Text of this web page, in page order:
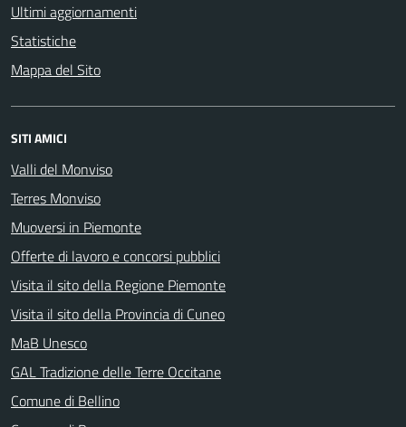
Ultimi aggiornamenti
Statistiche
Mappa del Sito
SITI AMICI
Valli del Monviso
Terres Monviso
Muoversi in Piemonte
Offerte di lavoro e concorsi pubblici
Visita il sito della Regione Piemonte
Visita il sito della Provincia di Cuneo
MaB Unesco
GAL Tradizione delle Terre Occitane
Comune di Bellino